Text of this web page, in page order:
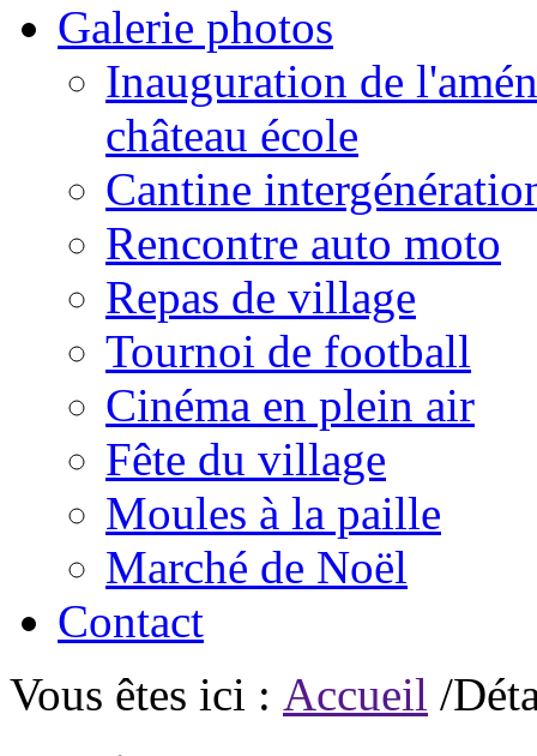
Galerie photos
Inauguration de
château école
Cantine
Rencontre auto moto
Repas de village
Tournoi de football
Cinéma en plein air
Fête du village
Moules à la paille
Marché de Noël
Contact
Vous êtes ici : Accueil /